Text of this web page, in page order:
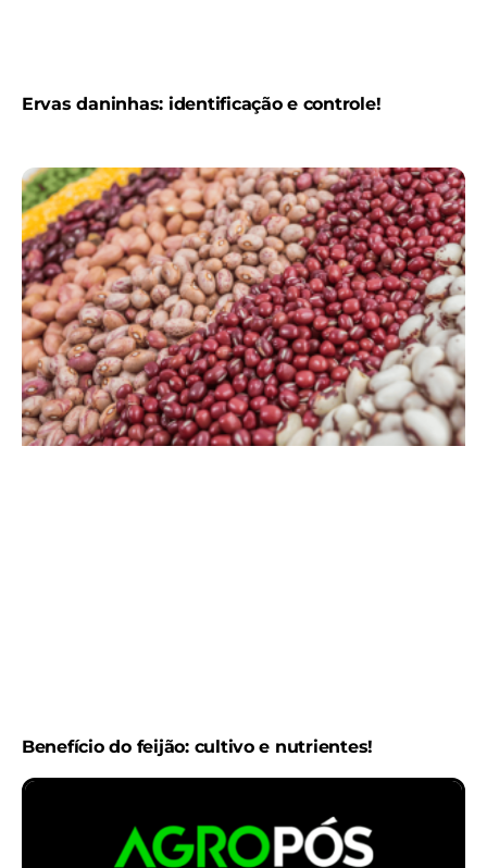
Ervas daninhas: identificação e controle!
Benefício do feijão: cultivo e nutrientes!